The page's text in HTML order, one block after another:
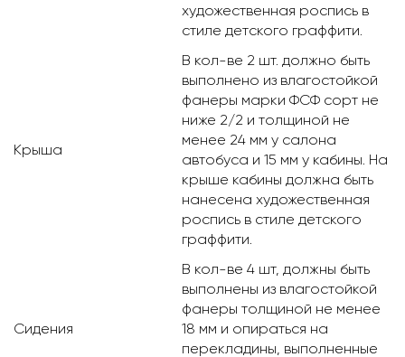
художественная роспись в
стиле детского граффити.
Крыша
В кол-ве 2 шт. должно быть
выполнено из влагостойкой
фанеры марки ФСФ сорт не
ниже 2/2 и толщиной не
менее 24 мм у салона
автобуса и 15 мм у кабины. На
крыше кабины должна быть
нанесена художественная
роспись в стиле детского
граффити.
Сидения
В кол-ве 4 шт, должны быть
выполнены из влагостойкой
фанеры толщиной не менее
18 мм и опираться на
перекладины, выполненные